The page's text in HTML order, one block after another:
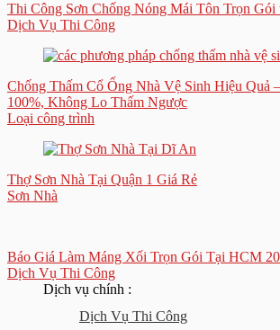
Thi Công Sơn Chống Nóng Mái Tôn Trọn
Dịch Vụ Thi Công
Chống Thấm Cổ Ống Nhà Vệ Sinh Hiệu Quả
100%, Không Lo Thấm Ngược
Loại công trình
Thợ Sơn Nhà Tại Quận 1 Giá Rẻ
Sơn Nhà
Báo Giá Làm Máng Xối Trọn Gói Tại HCM
Dịch Vụ Thi Công
Dịch vụ chính :
Dịch Vụ Thi Công